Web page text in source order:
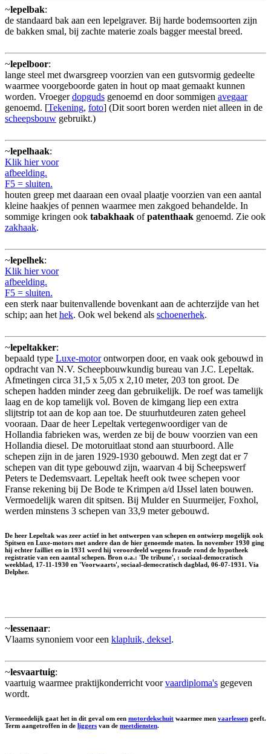
~lepelbak:
de standaard bak aan een lepelgraver. Bij harde bodemsoorten zijn
de bakken smal, bij zachte materie zoals bagger meestal breed.
~lepelboor:
lange steel met dwarsgreep voorzien van een gutsvormig gedeelte
waarmee voorgeboorde gaten in hout op maat gemaakt kunnen
worden. Vroegerdopguds genoemd en door sommigen avegaar
genoemd. [Tekening, foto] (Dit soort boren werden niet alleen in de
scheepsbouw gebruikt.)
~lepelhaak:
Klik hier voor
afbeelding.
F5 = sluiten.
houten greep met daaraan een ovaal plaatje voorzien van een aantal
kleine haakjes of pennen waarmee men zakgoed behandelde. In
sommige kringen ook tabakhaak ofpatenthaak genoemd. Zie ook
zakhaak.
~lepelhek:
Klik hier voor
afbeelding.
F5 = sluiten.
een sterk naar buitenvallende bovenkant aan de achterzijde van het
schip; aan het hek. Ook wel bekend als schoenerhek.
~lepeltakker:
bepaald type Luxe-motorontworpen door, en vaak ook gebouwd in
opdracht van N.V. Scheepbouwkundig bureau van J.C. Lepeltak.
Afmetingen circa 31,5 x 5,05 x 2,10 meter, 203 ton groot. De
schepen hadden minder zeeg dan gebruikelijk. De roef was tamelijk
laag en de kop tamelijk vol. Boven de kimgang liep een extra
slijtstrip tot aan de kop aan toe. De stuurhutdeuren zaten geheel
vooraan. Daar de heer Lepeltak vertegenwoordiger van de
Hollandia fabrieken was, werden ze bij de bouw voorzien van een
Hollandia diesel. De motoruitlaat stond aan stuurboord. Alle
schepen zijn in de jaren 1929-1930 gebouwd. Men zegt dat er 7
schepen van dit type gebouwd zijn, waarvan 4 bij Scheepswerf
Peters te Dedemsvaart. Lepeltak heeft ook twee schepen voor
Franse rekening bij De Bode te Krimpen a/d IJssel laten bouwen.
Vermoedelijk waren dit spitsen. Bij Mulder en Suurmeijer, Foxhol,
werden minstens 3 schepen van 33,9 meter gebouwd.
De heer Lepeltak was zeer actief in het ontwerpen van schepen en ontwierp mogelijk ook
Spitsen en Luxe-motors met andere dan de hier genoemde maten. In november 1930 ging
hij echter failliet en in 1931 werd hij veroordeeld wegens fraude rond de hypotheek
registratie van een aantal schepen. Bron o.a.: 'De tribune', : sociaal-democratisch
weekblad, 17-11-1930 en 'Voorwaarts', sociaal-democratisch dagblad, 06-07-1931. Via
Delpher.
~lessenaar:
Vlaams synoniem voor een klapluik, deksel.
~lesvaartuig:
vaartuig waarmee praktijkonderricht voorvaardiploma's gegeven
wordt.
Vermoedelijk gaat het in dit geval om een motordekschuit waarmee men vaarlessen geeft.
Term aangetroffen in de liggers van de meetdiensten.